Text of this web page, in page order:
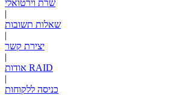
שרת וירטואלי
|
שאלות תשובות
|
יצירת קשר
|
RAID
|
כניסה ללקוחות